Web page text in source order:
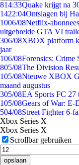
814:33Quake krijgt na
1422:04Ontslagen bij
1006/08Netflix-
uitgebreide GTA VI
306/08XBOX platform
jaar
106/08Forensics: Crime
805/08The Division
105/08Nieuwe XBOX
maand augustus
305/08EA Sports FC 27
105/08Gears of War: E-
504/08Street Fighter 6-
Xbox Series X
Xbox Series X
Scrollbar gebruiken
opslaan